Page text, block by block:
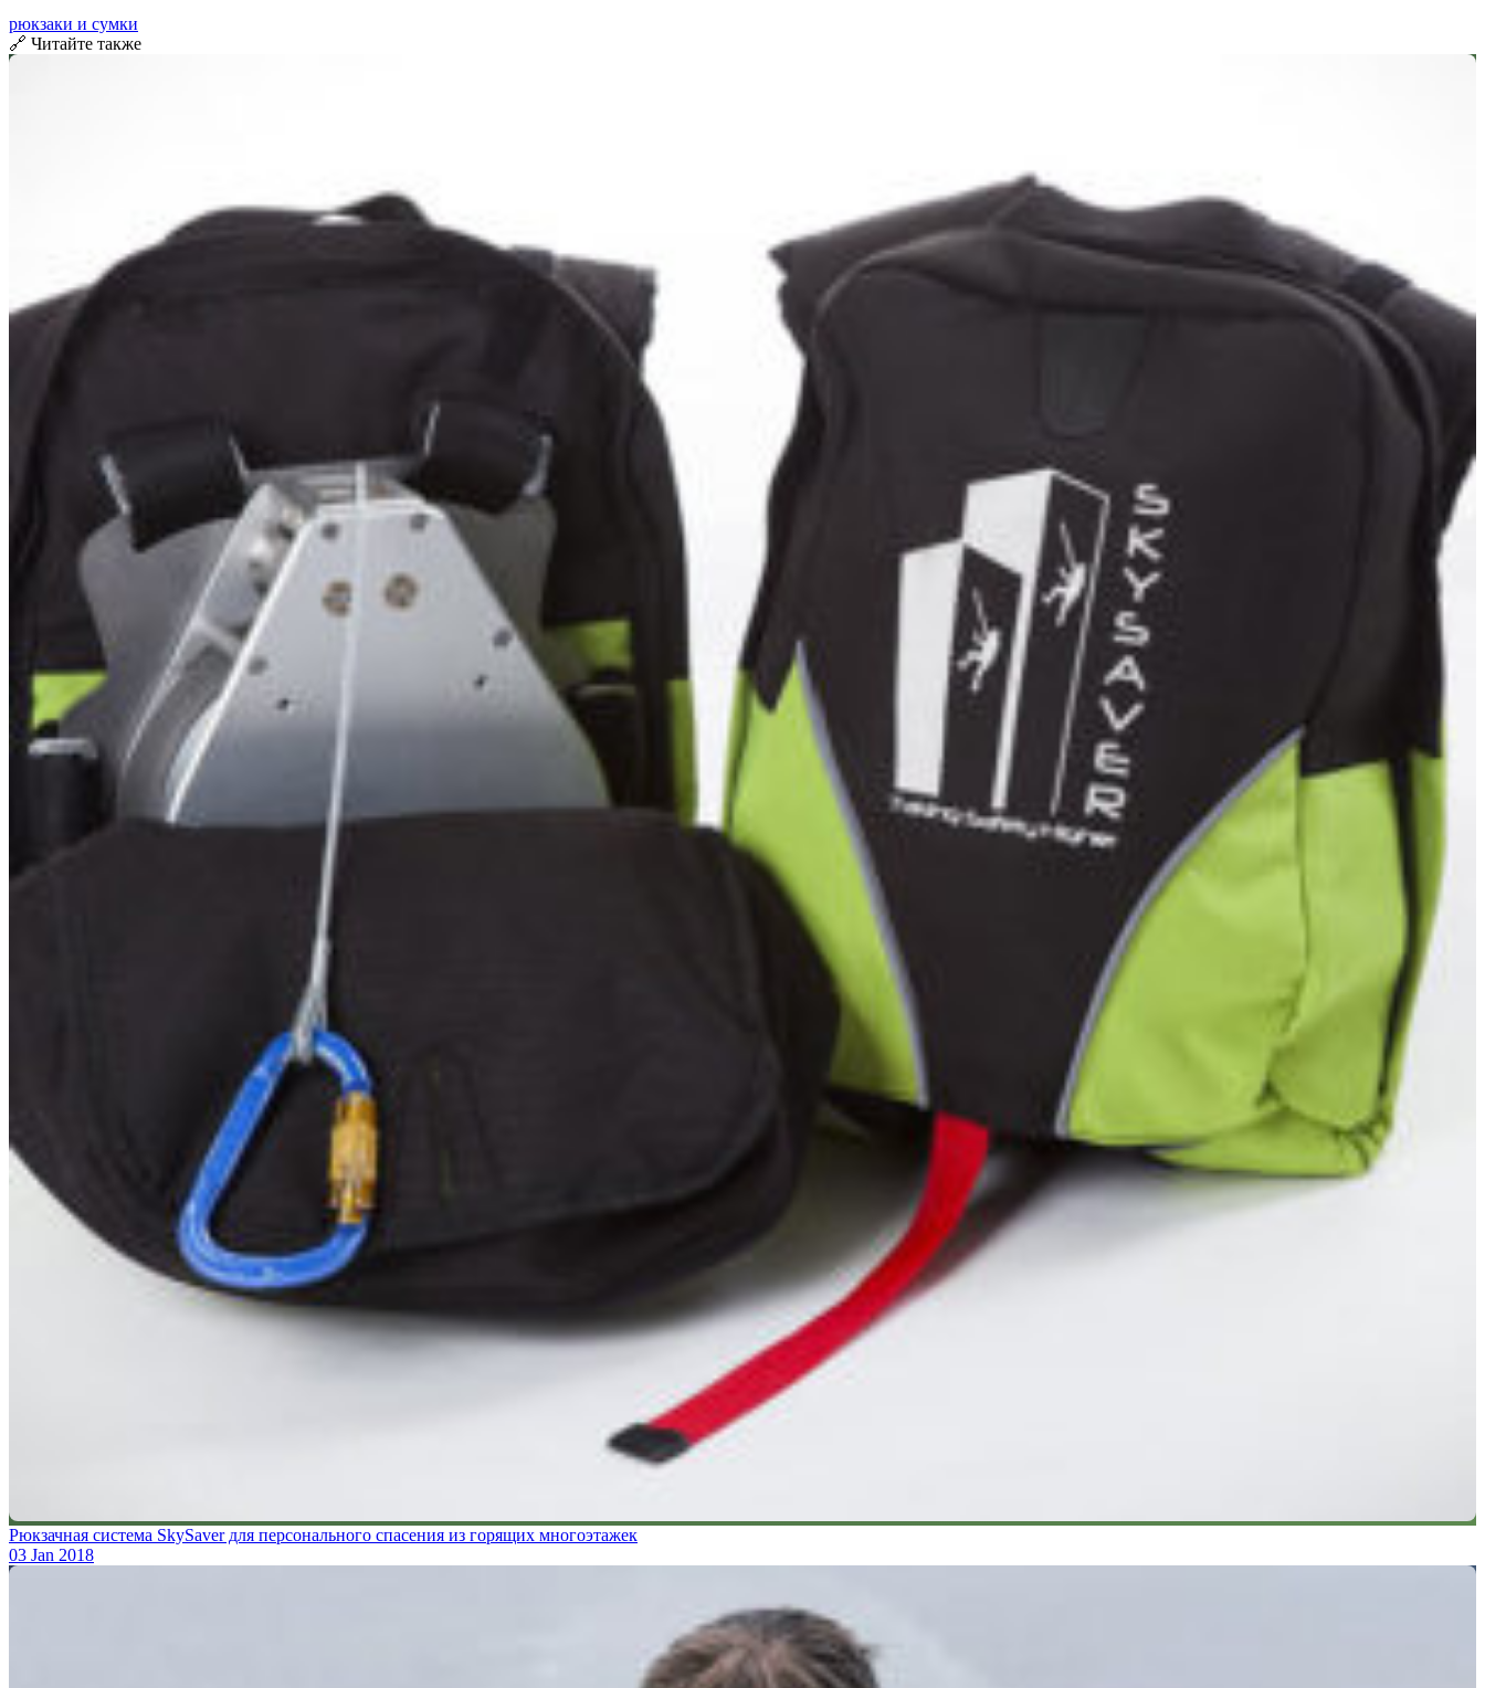
рюкзаки и сумки
🔗 Читайте также
Рюкзачная система SkySaver для персонального спасения из горящих многоэтажек
03 Jan 2018